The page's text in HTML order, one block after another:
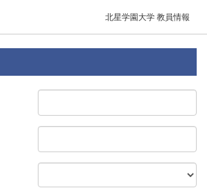
北星学園大学 教員情報